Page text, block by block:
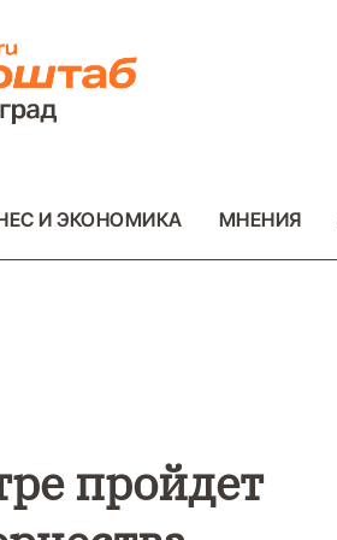
И ЭКОНОМИКА МНЕНИЯ
пройдет